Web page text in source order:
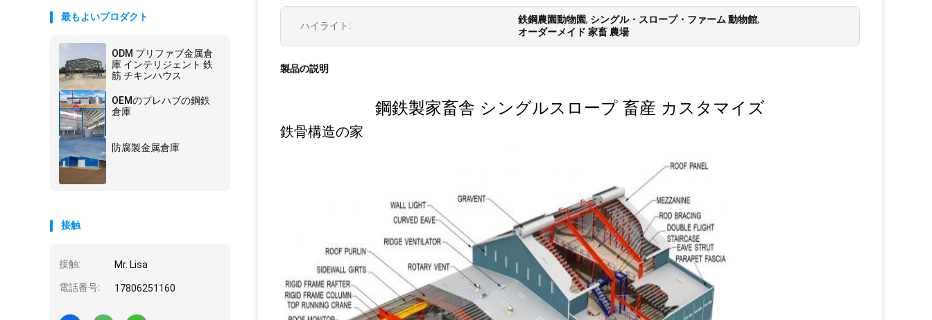
最もよいプロダクト
ODM プリファブ金属倉
庫 インテリジェント 鉄
筋 チキンハウス
OEMのプレハブの鋼鉄
倉庫
防腐製金属倉庫
接触
接触: Mr. Lisa
電話番号: 17806251160
ハイライト:
鉄鋼農園動物園, シングル・スロープ・ファーム 動物館,
オーダーメイド 家畜 農場
製品の説明
鋼鉄製家畜舎 シングルスロープ 畜産 カスタマイズ
鉄骨構造の家